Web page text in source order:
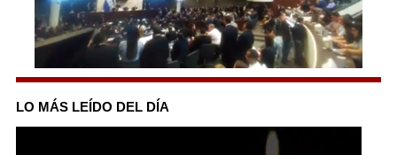
0
of
3
minutes,
LO MÁS LEÍDO DEL DÍA